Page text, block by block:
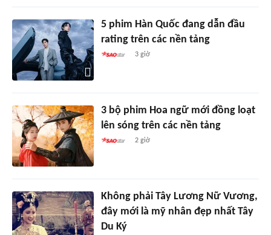
5 phim Hàn Quốc đang dẫn đầu
rating trên các nền tảng
3 giờ
3 bộ phim Hoa ngữ mới đồng loạt
lên sóng trên các nền tảng
2 giờ
Không phải Tây Lương Nữ Vương,
đây mới là mỹ nhân đẹp nhất Tây
Du Ký